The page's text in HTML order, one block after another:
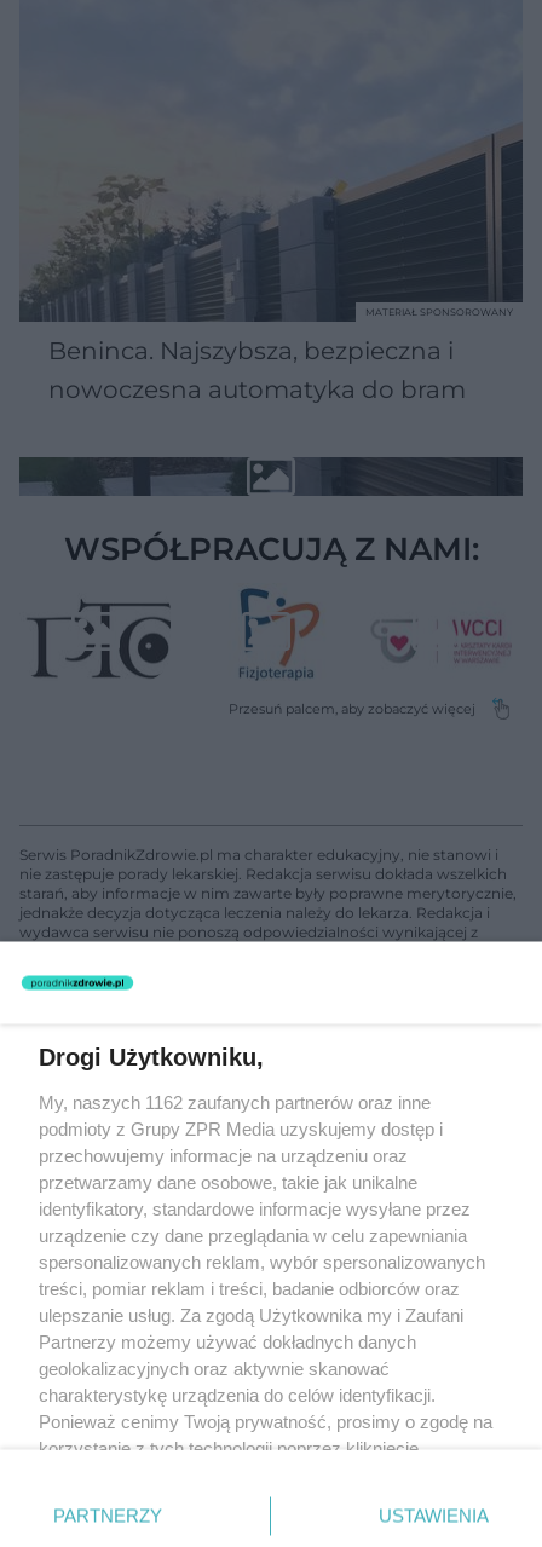
Beninca. Najszybsza, bezpieczna i
nowoczesna automatyka do bram
MATERIAŁ SPONSOROWANY
WSPÓŁPRACUJĄ Z NAMI:
Serwis PoradnikZdrowie.pl ma charakter edukacyjny, nie stanowi i
nie zastępuje porady lekarskiej. Redakcja serwisu dokłada wszelkich
starań, aby informacje w nim zawarte były poprawne merytorycznie,
jednakże decyzja dotycząca leczenia należy do lekarza. Redakcja i
wydawca serwisu nie ponoszą odpowiedzialności wynikającej z
świadczeń zdrowotnych w rozumieniu art. 3 ust 1 ustawy o
rozpowszechniany lub dalej rozpowszechniany w jakikolwiek sposób
(w tym także elektroniczny lub mechaniczny) na jakimkolwiek polu
eksploatacji w jakiejkolwiek formie, włącznie z umieszczaniem w
Internecie bez pisemnej zgody właściciela praw. Jakiekolwiek użycie
lub wykorzystanie utworów w całości lub w części z naruszeniem
prawa, tzn. bez właściwej zgody, jest zabronione pod groźbą kary i
może być ścigane prawnie.
O nas
Informacje prawne
Nasze serwisy
Drogi Użytkowniku,
My, naszych 1162 zaufanych partnerów oraz inne
podmioty z Grupy ZPR Media uzyskujemy dostęp i
przechowujemy informacje na urządzeniu oraz
przetwarzamy dane osobowe, takie jak unikalne
identyfikatory, standardowe informacje wysyłane przez
urządzenie czy dane przeglądania w celu zapewniania
spersonalizowanych reklam, wybór spersonalizowanych
treści, pomiar reklam i treści, badanie odbiorców oraz
ulepszanie usług. Za zgodą Użytkownika my i Zaufani
Partnerzy możemy używać dokładnych danych
geolokalizacyjnych oraz aktywnie skanować
charakterystykę urządzenia do celów identyfikacji.
Ponieważ cenimy Twoją prywatność, prosimy o zgodę na
korzystanie z tych technologii poprzez kliknięcie
zmienić/wycofać klikając przycisk ustawień prywatności
znajdujący się w lewym dolnym rogu strony
PARTNERZY USTAWIENIA